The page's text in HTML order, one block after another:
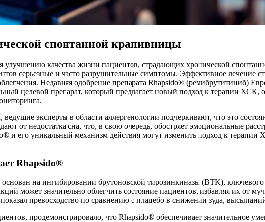
спонтанной крапивницы
улучшению качества жизни пациентов, страдающих хронической
серьезные и часто разрушительные симптомы. Эффективное лечение
Недавняя одобрение препарата Rhapsido® (ремибрутитиниб)
целевой препарат, который предлагает новый подход к терапии
эксперты в области аллергенологии подчеркивают, что это
от недостатка сна, что, в свою очередь, обостряет эмоциональные
и его уникальный механизм действия могут изменить подход к
Rhapsido®
на ингибировании брутоновской тирозинкиназы (BTK),
может значительно облегчить состояние пациентов, избавляя их от
превосходство по сравнению с плацебо в снижении зуда,
продемонстрировало, что Rhapsido® обеспечивает значительное